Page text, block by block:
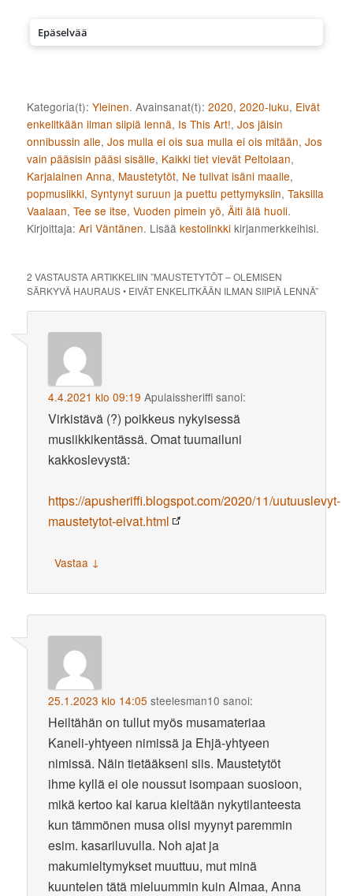
Epäselvää
Kategoria(t):Yleinen. Avainsanat(t):2020,2020-luku, Eivät
enkelitkään ilman siipiä lennä, Is This Art!,Jos jäisin
onnibussin alle,Jos mulla ei ois sua mulla ei ois mitään,Jos
vain pääsisin pääsi sisälle, Kaikki tiet vievät Peltolaan,
Karjalainen Anna, Maustetytöt, Ne tulivat isäni maalle,
popmusiikki,Syntynyt suruun ja puettu pettymyksiin,Taksilla
Vaalaan,Tee se itse,Vuoden pimein yö,Äiti älä huoli.
Kirjoittaja:Ari Väntänen. Lisääkestolinkki kirjanmerkkeihisi.
2 VASTAUSTA ARTIKKELIIN ”MAUSTETYTÖT – OLEMISEN
SÄRKYVÄ HAURAUS • EIVÄT ENKELITKÄÄN ILMAN SIIPIÄ LENNÄ”
4.4.2021 klo 09:19 Apulaissheriffi sanoi:
Virkistävä (?) poikkeus nykyisessä
musiikkikentässä. Omat tuumailuni
kakkoslevystä:
https://apusheriffi.blogspot.com/2020/11/uutuuslevyt-
maustetytot-eivat.html
Vastaa ↓
25.1.2023 klo 14:05 steelesman10 sanoi:
Heiltähän on tullut myös musamateriaa
Kaneli-yhtyeen nimissä ja Ehjä-yhtyeen
nimissä. Näin tietääkseni siis. Maustetytöt
ihme kyllä ei ole noussut isompaan suosioon,
mikä kertoo kai karua kieltään nykytilanteesta
kun tämmönen musa olisi myynyt paremmin
esim. kasariluvulla. Noh ajat ja
makumieltymykset muuttuu, mut minä
kuuntelen tätä mieluummin kuin Almaa, Anna